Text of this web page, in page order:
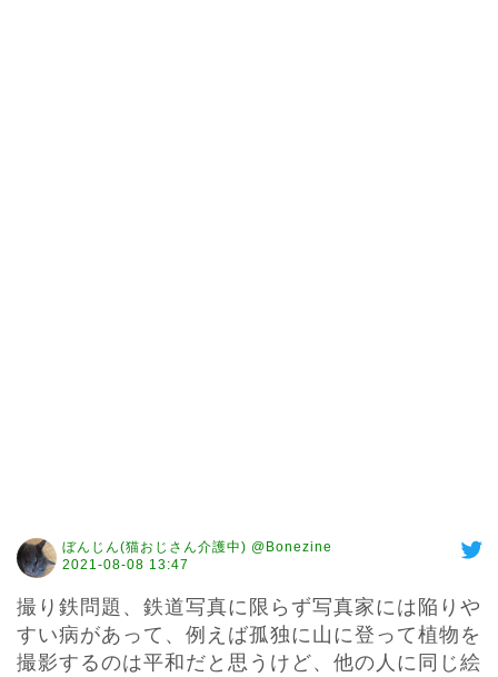
ぼんじん(猫おじさん介護中) @Bonezine
2021-08-08 13:47
撮り鉄問題、鉄道写真に限らず写真家には陥りや
すい病があって、例えば孤独に山に登って植物を
撮影するのは平和だと思うけど、他の人に同じ絵